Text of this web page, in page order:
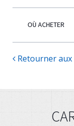
OÙ ACHETER
Retourner